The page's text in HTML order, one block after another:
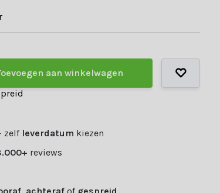
aan winkelwagen
zelf leverdatum kiezen
reviews
, achteraf of gespreid